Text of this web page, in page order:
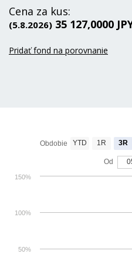
Cena za kus:
(5.8.2026) 35 127,0000
Pridať fond na porovnanie
50%
100%
150%
Obdobie YTD 1R 3R
Od